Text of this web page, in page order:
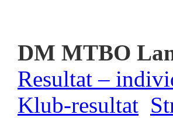
DM MTBO
Resultat –
Klub-resultat